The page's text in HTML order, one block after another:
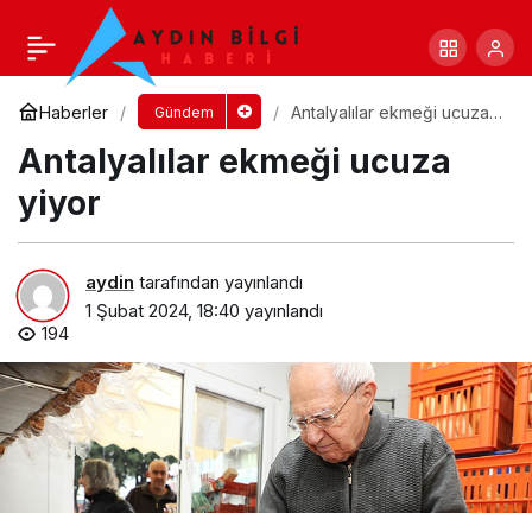
Haberler Gündem
Antalyalılar ekmeği ucuza
Antalyalılar ekmeği ucuza
yiyor
aydin tarafından yayınlandı
1 Şubat 2024, 18:40 yayınlandı
194
Antalya Doğal Yaşam Parkı çocuk sesleriyle
renklendi Paylaş